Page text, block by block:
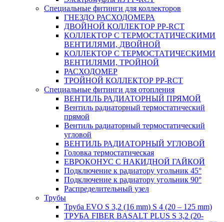
Специальные фитинги для коллекторов
ГНЕЗДО РАСХОДОМЕРА
ДВОЙНОЙ КОЛЛЕКТОР PP-RCT
КОЛЛЕКТОР С ТЕРМОСТАТИЧЕСКИМИ
ВЕНТИЛЯМИ, ДВОЙНОЙ
КОЛЛЕКТОР С ТЕРМОСТАТИЧЕСКИМИ
ВЕНТИЛЯМИ, ТРОЙНОЙ
РАСХОДОМЕР
ТРОЙНОЙ КОЛЛЕКТОР PP-RCT
Специальные фитинги для отопления
ВЕНТИЛЬ РАДИАТОРНЫЙ ПРЯМОЙ
Вентиль радиаторный термостатический
прямой
Вентиль радиаторный термостатический
угловой
ВЕНТИЛЬ РАДИАТОРНЫЙ УГЛОВОЙ
Головка термостатическая
ЕВРОКОНУС С НАКИДНОЙ ГАЙКОЙ
Подключение к радиатору угольник 45°
Подключение к радиатору угольник 90°
Распределительный узел
Трубы
Труба EVO S 3,2 (16 mm) S 4 (20 – 125 mm)
ТРУБА FIBER BASALT PLUS S 3,2 (20-